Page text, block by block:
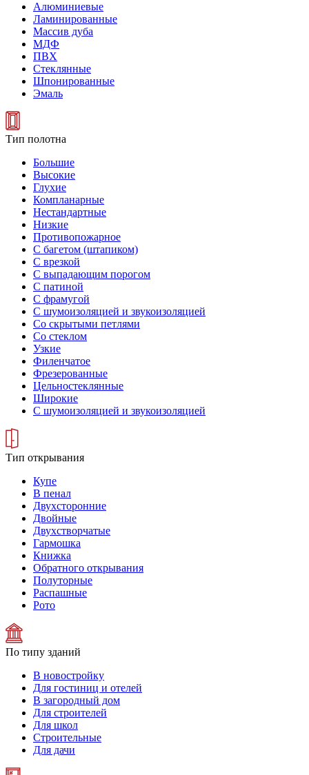
Алюминиевые
Ламинированные
Массив дуба
МДФ
ПВХ
Стеклянные
Шпонированные
Эмаль
Тип полотна
Большие
Высокие
Глухие
Компланарные
Нестандартные
Низкие
Противопожарное
С багетом (штапиком)
С врезкой
С выпадающим порогом
С патиной
С фрамугой
С шумоизоляцией и звукоизоляцией
Со скрытыми петлями
Со стеклом
Узкие
Филенчатое
Фрезерованные
Цельностеклянные
Широкие
С шумоизоляцией и звукоизоляцией
Тип открывания
Купе
В пенал
Двухсторонние
Двойные
Двухстворчатые
Гармошка
Книжка
Обратного открывания
Полуторные
Распашные
Рото
По типу зданий
В новостройку
Для гостиниц и отелей
В загородный дом
Для строителей
Для школ
Строительные
Для дачи